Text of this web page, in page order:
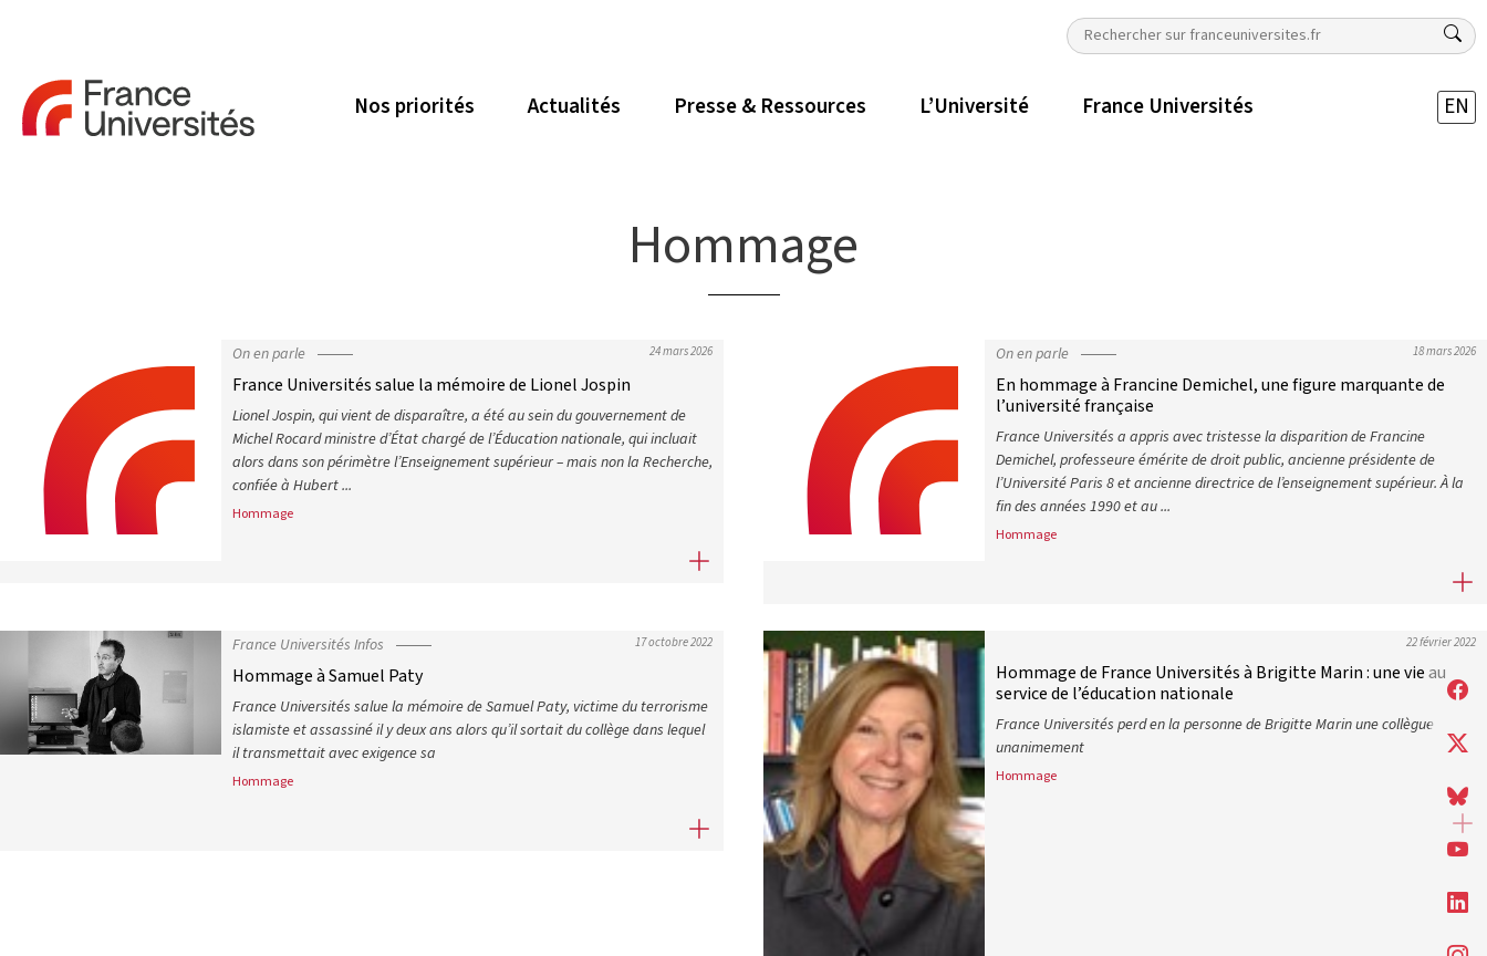
Nos priorités Actualités Presse & Ressources L’Université France Universités EN
Hommage
On en parle 24 mars 2026
France Universités salue la mémoire de Lionel Jospin
Lionel Jospin, qui vient de disparaître, a été au sein du gouvernement de
Michel Rocard ministre d’État chargé de l’Éducation nationale, qui incluait
alors dans son périmètre l’Enseignement supérieur – mais non la Recherche,
confiée à Hubert ...
Hommage
On en parle 18 mars 2026
En hommage à Francine Demichel, une figure marquante de
l’université française
France Universités a appris avec tristesse la disparition de Francine
Demichel, professeure émérite de droit public, ancienne présidente de
l’Université Paris 8 et ancienne directrice de l’enseignement supérieur. À la
fin des années 1990 et au ...
Hommage
En hommage à Francine Demichel, une figure marquante de
France Universités Infos 17 octobre 2022
Hommage à Samuel Paty
France Universités salue la mémoire de Samuel Paty, victime du terrorisme
islamiste et assassiné il y deux ans alors qu’il sortait du collège dans lequel
il transmettait avec exigence sa
Hommage
22 février 2022
Hommage de France Universités à Brigitte Marin : une vie au
service de l’éducation nationale
France Universités perd en la personne de Brigitte Marin une collègue
unanimement
Hommage
Hommage de France Universités à Brigitte Marin : une vie au